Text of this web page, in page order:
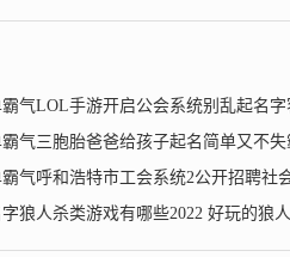
LOL手游开启公会系统别乱起名字容易追悔
胞胎爸爸给孩子起名简单又不失霸气看了让人直觉
呼和浩特市工会系统2公开招聘社会化工会工作者
人杀类游戏有哪些2022 好玩的狼人杀游戏前